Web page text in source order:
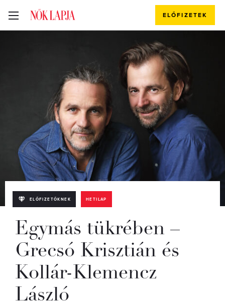
ELŐFIZETEK
ELŐFIZETŐKNEK HETILAP
Egymás tükrében –
Grecsó Krisztián és
Kollár-Klemencz
László